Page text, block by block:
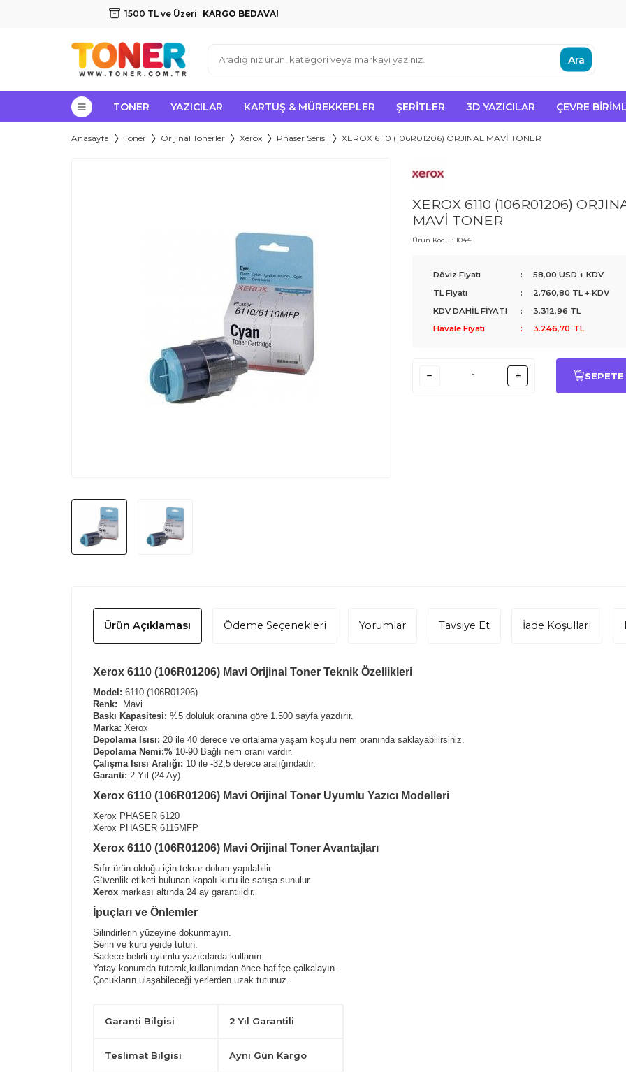
1500 TL ve Üzeri KARGO BEDAVA!
Ara
TONER YAZICILAR KARTUŞ & MÜREKKEPLER ŞERITLER 3D YAZICILAR ÇEVRE
Anasayfa Toner Orijinal Tonerler Xerox Phaser Serisi XEROX 6110 (106R01206) ORJINAL MAVİ TONER
XEROX 6110 (106R01206)
MAVİ TONER
Ürün Kodu : 1044
Döviz Fiyatı :
58,00 USD + KDV
TL Fiyatı
: 2.760,80 TL + KDV
KDV DAHİL FİYATI
: 3.312,96 TL
Havale Fiyatı
: 3.246,70 TL
SEPETE
Ürün Açıklaması Ödeme Seçenekleri Yorumlar Tavsiye Et İade Koşulları
Xerox 6110 (106R01206) Mavi Orijinal Toner Teknik Özellikleri
Model: 6110 (106R01206)
Renk: Mavi
Baskı Kapasitesi: %5 doluluk oranına göre 1.500 sayfa yazdırır.
Marka: Xerox
Depolama Isısı: 20 ile 40 derece ve ortalama yaşam koşulu nem oranında saklayabilirsiniz.
Depolama Nemi:% 10-90 Bağlı nem oranı vardır.
Çalışma Isısı Aralığı: 10 ile -32,5 derece aralığındadır.
Garanti: 2 Yıl (24 Ay)
Xerox 6110 (106R01206) Mavi Orijinal Toner Uyumlu Yazıcı Modelleri
Xerox PHASER 6120
Xerox PHASER 6115MFP
Xerox 6110 (106R01206) Mavi Orijinal Toner Avantajları
Sıfır ürün olduğu için tekrar dolum yapılabilir.
Güvenlik etiketi bulunan kapalı kutu ile satışa sunulur.
Xerox markası altında 24 ay garantilidir.
İpuçları ve Önlemler
Silindirlerin yüzeyine dokunmayın.
Serin ve kuru yerde tutun.
Sadece belirli uyumlu yazıcılarda kullanın.
Yatay konumda tutarak,kullanımdan önce hafifçe çalkalayın.
Çocukların ulaşabileceği yerlerden uzak tutunuz.
Garanti Bilgisi 2 Yıl Garantili
Teslimat Bilgisi Aynı Gün Kargo